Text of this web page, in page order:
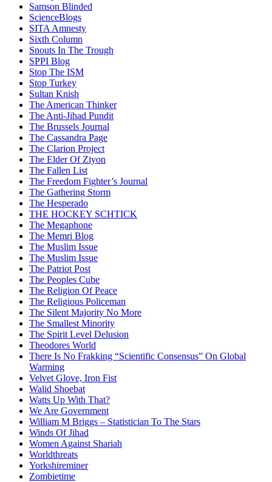
Samson Blinded
ScienceBlogs
SITA Amnesty
Sixth Column
Snouts In The Trough
SPPI Blog
Stop The ISM
Stop Turkey
Sultan Knish
The American Thinker
The Anti-Jihad Pundit
The Brussels Journal
The Cassandra Page
The Clarion Project
The Elder Of Ziyon
The Fallen List
The Freedom Fighter’s Journal
The Gathering Storm
The Hesperado
THE HOCKEY SCHTICK
The Megaphone
The Memri Blog
The Muslim Issue
The Muslim Issue
The Patriot Post
The Peoples Cube
The Religion Of Peace
The Religious Policeman
The Silent Majority No More
The Smallest Minority
The Spirit Level Delusion
Theodores World
There Is No Frakking “Scientific Consensus” On Global
Warming
Velvet Glove, Iron Fist
Walid Shoebat
Watts Up With That?
We Are Government
William M Briggs – Statistician To The Stars
Winds Of Jihad
Women Against Shariah
Worldthreats
Yorkshireminer
Zombietime